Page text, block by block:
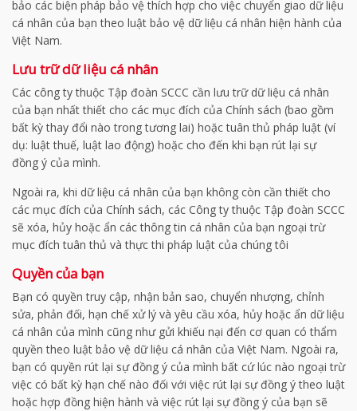
bảo các biện pháp bảo vệ thích hợp cho việc chuyển giao dữ liệu
cá nhân của bạn theo luật bảo vệ dữ liệu cá nhân hiện hành của
Việt Nam.
Lưu trữ dữ liệu cá nhân
Các công ty thuộc Tập đoàn SCCC cần lưu trữ dữ liệu cá nhân
của bạn nhất thiết cho các mục đích của Chính sách (bao gồm
bất kỳ thay đổi nào trong tương lai) hoặc tuân thủ pháp luật (ví
dụ: luật thuế, luật lao động) hoặc cho đến khi bạn rút lại sự
đồng ý của mình.
Ngoài ra, khi dữ liệu cá nhân của bạn không còn cần thiết cho
các mục đích của Chính sách, các Công ty thuộc Tập đoàn SCCC
sẽ xóa, hủy hoặc ẩn các thông tin cá nhân của bạn ngoại trừ
mục đích tuân thủ và thực thi pháp luật của chúng tôi
Quyền của bạn
Bạn có quyền truy cập, nhận bản sao, chuyển nhượng, chỉnh
sửa, phản đối, hạn chế xử lý và yêu cầu xóa, hủy hoặc ẩn dữ liệu
cá nhân của mình cũng như gửi khiếu nại đến cơ quan có thẩm
quyền theo luật bảo vệ dữ liệu cá nhân của Việt Nam. Ngoài ra,
bạn có quyền rút lại sự đồng ý của mình bất cứ lúc nào ngoại trừ
việc có bất kỳ hạn chế nào đối với việc rút lại sự đồng ý theo luật
hoặc hợp đồng hiện hành và việc rút lại sự đồng ý của bạn sẽ